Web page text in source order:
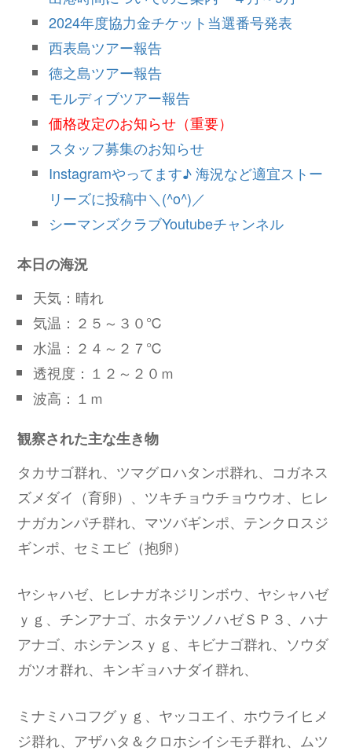
2024年度協力金チケット当選番号発表
西表島ツアー報告
徳之島ツアー報告
モルディブツアー報告
価格改定のお知らせ（重要）
スタッフ募集のお知らせ
Instagramやってます♪ 海況など適宜ストー
リーズに投稿中＼(^o^)／
シーマンズクラブYoutubeチャンネル
本日の海況
天気：晴れ
気温：２５～３０℃
水温：２４～２７℃
透視度：１２～２０ｍ
波高：１ｍ
観察された主な生き物
タカサゴ群れ、ツマグロハタンポ群れ、コガネス
ズメダイ（育卵）、ツキチョウチョウウオ、ヒレ
ナガカンパチ群れ、マツバギンポ、テンクロスジ
ギンポ、セミエビ（抱卵）
ヤシャハゼ、ヒレナガネジリンボウ、ヤシャハゼ
ｙｇ、チンアナゴ、ホタテツノハゼＳＰ３、ハナ
アナゴ、ホシテンスｙｇ、キビナゴ群れ、ソウダ
ガツオ群れ、キンギョハナダイ群れ、
ミナミハコフグｙｇ、ヤッコエイ、ホウライヒメ
ジ群れ、アザハタ＆クロホシイシモチ群れ、ムツ